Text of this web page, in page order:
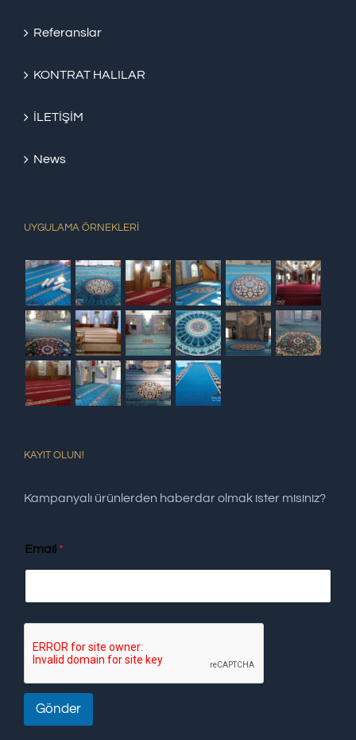
Referanslar
KONTRAT HALILAR
İLETİŞİM
News
UYGULAMA ÖRNEKLERİ
KAYIT OLUN!
Kampanyalı ürünlerden haberdar olmak ister misiniz?
Email *
Gönder